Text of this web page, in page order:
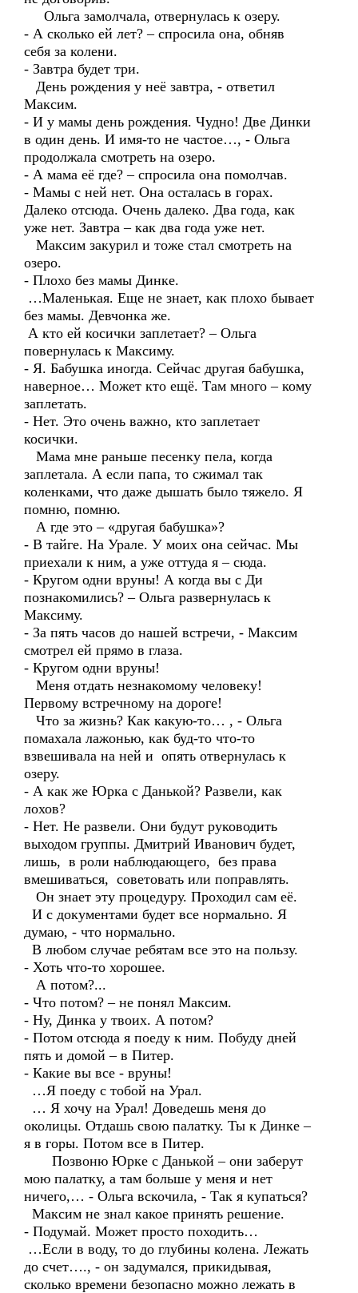
Ольга замолчала, отвернулась к озеру.
- А сколько ей лет? – спросила она, обняв
себя за колени.
- Завтра будет три.
День рождения у неё завтра, - ответил
Максим.
- И у мамы день рождения. Чудно! Две Динки
в один день. И имя-то не частое…, - Ольга
продолжала смотреть на озеро.
- А мама её где? – спросила она помолчав.
- Мамы с ней нет. Она осталась в горах.
Далеко отсюда. Очень далеко. Два года, как
уже нет. Завтра – как два года уже нет.
Максим закурил и тоже стал смотреть на
озеро.
- Плохо без мамы Динке.
…Маленькая. Еще не знает, как плохо бывает
без мамы. Девчонка же.
А кто ей косички заплетает? – Ольга
повернулась к Максиму.
- Я. Бабушка иногда. Сейчас другая бабушка,
наверное… Может кто ещё. Там много – кому
заплетать.
- Нет. Это очень важно, кто заплетает
косички.
Мама мне раньше песенку пела, когда
заплетала. А если папа, то сжимал так
коленками, что даже дышать было тяжело. Я
помню, помню.
А где это – «другая бабушка»?
- В тайге. На Урале. У моих она сейчас. Мы
приехали к ним, а уже оттуда я – сюда.
- Кругом одни вруны! А когда вы с Ди
познакомились? – Ольга развернулась к
Максиму.
- За пять часов до нашей встречи, - Максим
смотрел ей прямо в глаза.
- Кругом одни вруны!
Меня отдать незнакомому человеку!
Первому встречному на дороге!
Что за жизнь? Как какую-то… , - Ольга
помахала лажонью, как буд-то что-то
взвешивала на ней и опять отвернулась к
озеру.
- А как же Юрка с Данькой? Развели, как
лохов?
- Нет. Не развели. Они будут руководить
выходом группы. Дмитрий Иванович будет,
лишь, в роли наблюдающего, без права
вмешиваться, советовать или поправлять.
Он знает эту процедуру. Проходил сам её.
И с документами будет все нормально. Я
думаю, - что нормально.
В любом случае ребятам все это на пользу.
- Хоть что-то хорошее.
А потом?...
- Что потом? – не понял Максим.
- Ну, Динка у твоих. А потом?
- Потом отсюда я поеду к ним. Побуду дней
пять и домой – в Питер.
- Какие вы все - вруны!
…Я поеду с тобой на Урал.
… Я хочу на Урал! Доведешь меня до
околицы. Отдашь свою палатку. Ты к Динке –
я в горы. Потом все в Питер.
Позвоню Юрке с Данькой – они заберут
мою палатку, а там больше у меня и нет
ничего,… - Ольга вскочила, - Так я купаться?
Максим не знал какое принять решение.
- Подумай. Может просто походить…
…Если в воду, то до глубины колена. Лежать
до счет…., - он задумался, прикидывая,
сколько времени безопасно можно лежать в